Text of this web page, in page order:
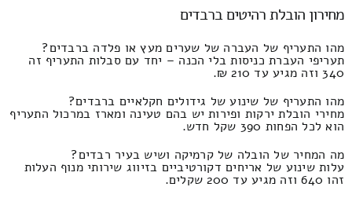
מחירון הובלת רהיטים ברבדים
מהו התעריף של העברה של שערים מעץ או פלדה ברבדים?
תעריפי העברת כניסות בלי הכנה – יחד עם סבלות התעריף זה
340 וזה מגיע עד 210 ₪.
מהו התעריף של שינוע של גידולים חקלאיים ברבדים?
מחירי הובלת ירקות ופירות יש בהם טעינה ומארז במרכול התעריף
הוא לכל הפחות 390 שקל חדש.
מה המחיר של הובלה של קרמיקה ושיש בעיר רבדים?
עלות שינוע של אריחים דקורטיביים בזיווג שירותי מנוף העלות
זהו 640 וזה מגיע עד 200 שקלים.